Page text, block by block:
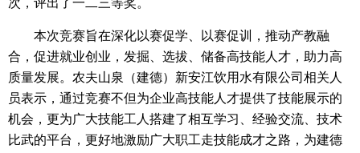
次，评出了一二三等奖。
本次竞赛旨在深化以赛促学、以赛促训，推动产教融
合，促进就业创业，发掘、选拔、储备高技能人才，助力高
质量发展。农夫山泉（建德）新安江饮用水有限公司相关人
员表示，通过竞赛不但为企业高技能人才提供了技能展示的
机会，更为广大技能工人搭建了相互学习、经验交流、技术
比武的平台，更好地激励广大职工走技能成才之路，为建德